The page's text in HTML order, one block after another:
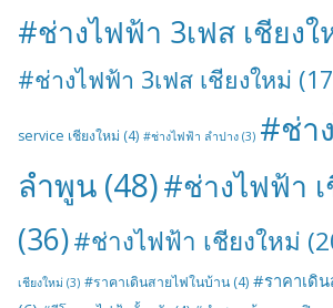
#ช่างไฟฟ้า 3เฟส เชียงใ
#ช่างไฟฟ้า 3เฟส เชียงใหม่
service เชียงใหม่ (4) #ช่างไฟฟ้า ลำปาง (3) #ช่า
ลำพูน (48)#ช่างไฟฟ้า
(36)#ช่างไฟฟ้า เชียงใหม่
เชียงใหม่ (3) #ราคาเดินสายไฟในบ้าน (4) #ราคาเดิ